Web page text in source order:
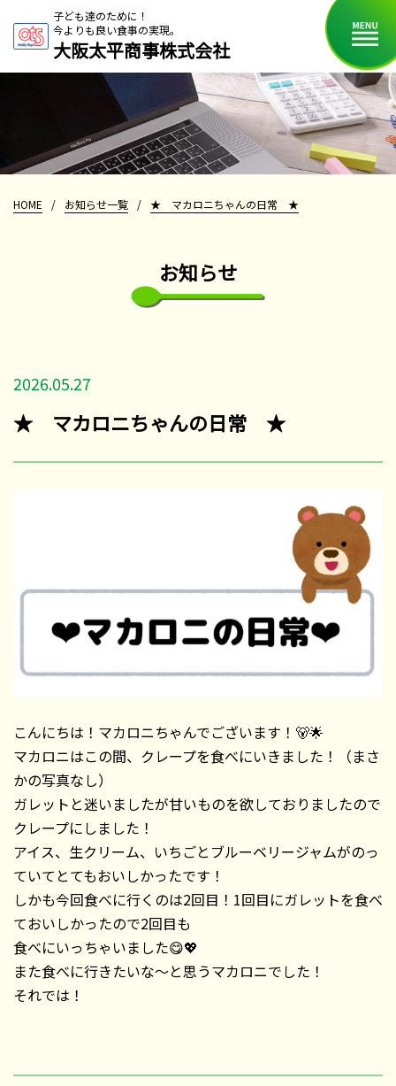
子ども達のために！
今よりも良い食事の実現。
大阪太平商事株式会社
HOME / お知らせ一覧 / ★ マカロニちゃんの日常 ★
お知らせ
2026.05.27
★ マカロニちゃんの日常 ★
こんにちは！マカロニちゃんでございます！🐻🌟
マカロニはこの間、クレープを食べにいきました！（まさ
かの写真なし）
ガレットと迷いましたが甘いものを欲しておりましたので
クレープにしました！
アイス、生クリーム、いちごとブルーベリージャムがのっ
ていてとてもおいしかったです！
しかも今回食べに行くのは2回目！1回目にガレットを食べ
ておいしかったので2回目も
食べにいっちゃいました😋💖
また食べに行きたいな～と思うマカロニでした！
それでは！